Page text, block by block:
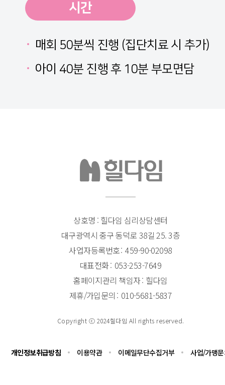
시간
매회 50분씩 진행 (집단치료 시 추가)
아이 40분 진행 후 10분 부모면담
상호명 : 힐다임 심리상담센터
대구광역시 중구 동덕로 38길 25. 3층
사업자등록번호 459-90-02098
대표전화 053-253-7649
홈페이지관리 책임자 힐다임
제휴/가입문의 010-5681-5837
Copyright ⓒ 2024힐다임 All rights reserved.
개인정보취급방침 이용약관 이메일무단수집거부 사업/가맹